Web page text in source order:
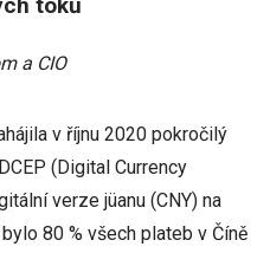
a CIO
v říjnu 2020 pokročilý
(Digital Currency
verze jüanu (CNY) na
80 % všech plateb v Číně